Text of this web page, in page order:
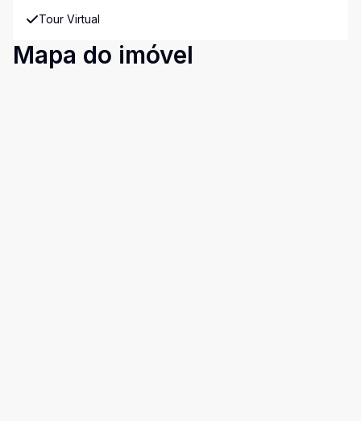
Tour Virtual
Mapa do imóvel